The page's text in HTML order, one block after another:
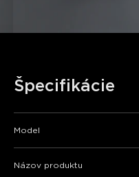
Špecifikácie
Model
Názov produktu